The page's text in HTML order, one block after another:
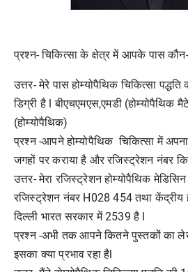
प्रश्न- चिकित्सा के क्षेत्र में आपके पास
उत्तर- मेरे पास होम्योपैथिक चिकित्सा
डिग्री है l बीएचएमएस,एमडी (होम्योपैथिक
(होम्योपैथिक)
प्रश्न -आपने होम्योपैथिक चिकित्सा में
जगहों पर कराया है और रजिस्ट्रेशन नंबर
उत्तर- मेरा रजिस्ट्रेशन होम्योपैथिक
रजिस्ट्रेशन नंबर H028 454 तथा केंद्रीय
दिल्ली भारत सरकार में 2539 है l
प्रश्न -अभी तक आपने कितने पुस्तकों का
इसका क्या प्रभाव रहा हैl